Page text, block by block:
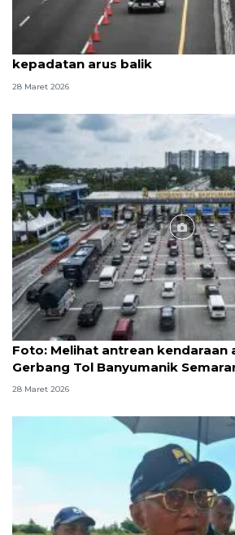
Petugas terapkan contraflow di
kepadatan arus balik
28 Maret 2026
Foto
Foto: Melihat antrean kendaraan
Gerbang Tol Banyumanik
28 Maret 2026